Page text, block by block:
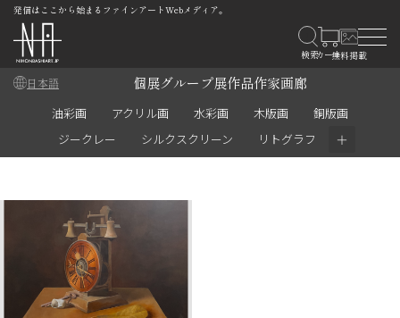
発信はここから始まるファインアートWebメディア。
日本語 個展グループ展作品作家画廊
油彩画 アクリル画 水彩画 木版画
銅版画
ジークレー
シルクスクリーン リトグラフ ＋